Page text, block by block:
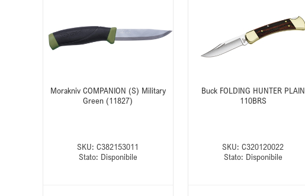
Morakniv COMPANION (S) Military
Green (11827)
SKU: C382153011
Stato: Disponibile
Buck FOLDING HUNTER PLAIN
110BRS
SKU: C320120022
Stato: Disponibile